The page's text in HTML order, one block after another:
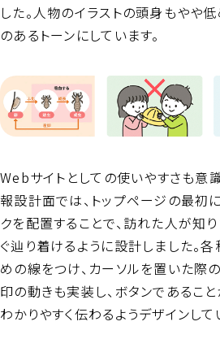
した。人物のイラストの頭身もやや
のあるトーンにしています。
Webサイトとしての使いやすさも意
報設計面では、トップページの最初
クを配置することで、訪れた人が知
ぐ辿り着けるように設計しました。
めの線をつけ、カーソルを置いた際
印の動きも実装し、ボタンであるこ
わかりやすく伝わるようデザインして